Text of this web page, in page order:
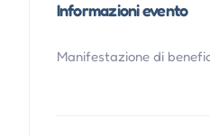
Informazioni evento
Manifestazione di